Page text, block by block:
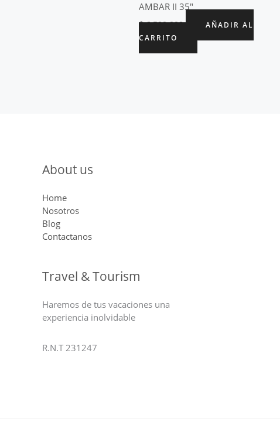
AMBAR II 35″
$6.500.000
AÑADIR AL
CARRITO
About us
Home
Nosotros
Blog
Contactanos
Travel & Tourism
Haremos de tus vacaciones una
experiencia inolvidable
R.N.T 231247